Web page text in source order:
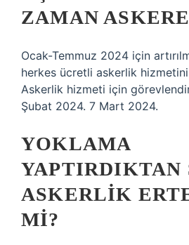
ZAMAN
Ocak-Temmuz 2024 için
herkes ücretli askerlik
Askerlik hizmeti için
Şubat 2024. 7 Mart 2024.
YOKLAMA
YAPTIRDIKTAN
ASKERLIK
MI?